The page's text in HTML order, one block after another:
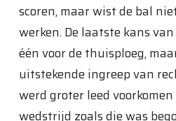
scoren, maar wist de bal
werken. De laatste kans
één voor de thuisploeg,
uitstekende ingreep van
werd groter leed
wedstrijd zoals die was